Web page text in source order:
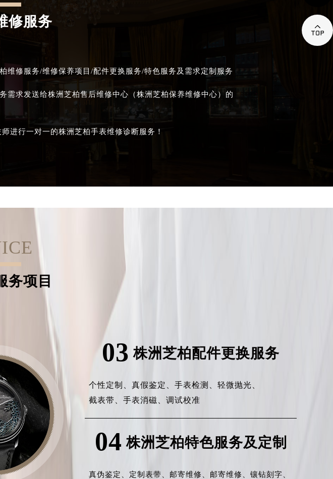
修服务
维修服务/维修保养项目/配件更换服务/特色服务及需求定制服务
需求发送给株洲芝柏售后维修中心（株洲芝柏保养维修中心）的
进行一对一的株洲芝柏手表维修诊断服务！
务项目
03 株洲芝柏配件更换服务
个性定制、真假鉴定、手表检测、轻微抛光、
截表带、手表消磁、调试校准
04 株洲芝柏特色服务及定制
真伪鉴定、 定制表带、 邮寄维修、 邮寄维修、镶钻刻字、
